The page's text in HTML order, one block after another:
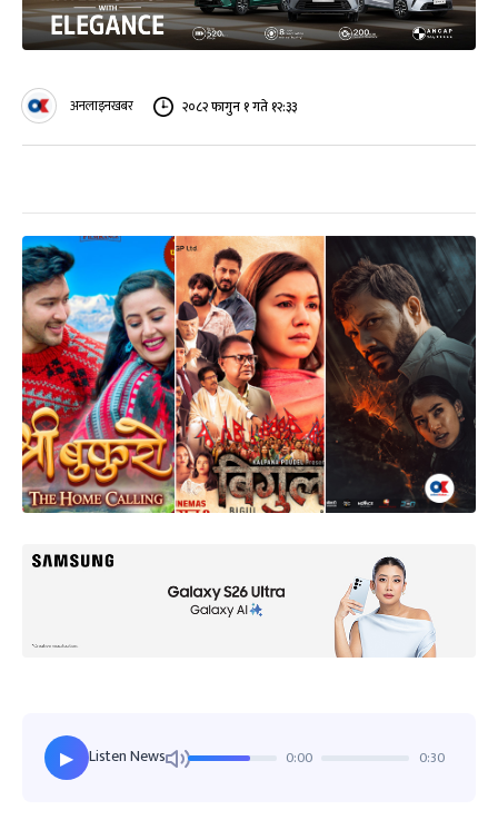
अनलाइनखबर २०८२ फागुन १ गते १२:३३
▶ Listen News 0:00 0:30